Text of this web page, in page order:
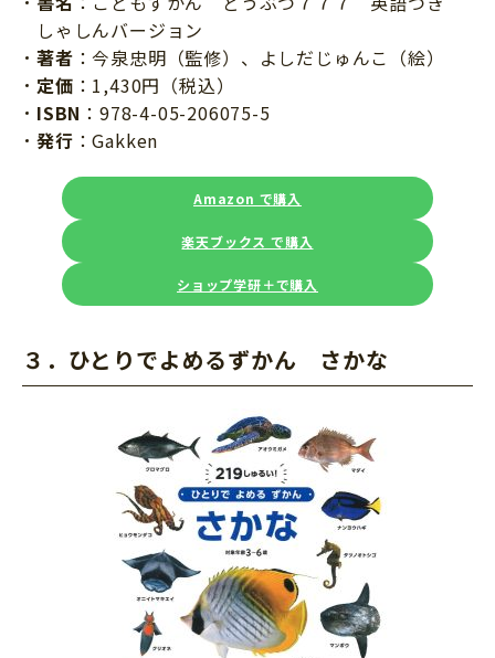
しゃしんバージョン
著者 ：今泉忠明（監修）、よしだじゅんこ（絵）
定価 ：1,430円（税込）
ISBN ：978-4-05-206075-5
発行 ：Gakken
Amazon で購入
楽天ブックス で購入
ショップ学研＋で購入
３．ひとりでよめるずかん さかな